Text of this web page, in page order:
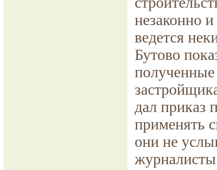
незаконно
ведется
Бутово
полученные
дал приказ
применять
они не